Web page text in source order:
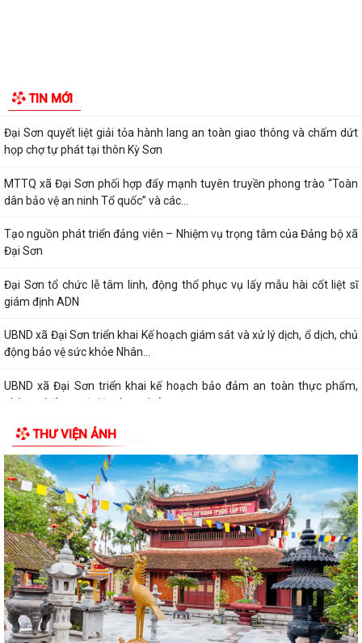
TIN MỚI
CSKH) trên địa bàn xã Đại Sơn
Đại Sơn quyết liệt giải tỏa hành lang an toàn giao thông và chấm dứt
họp chợ tự phát tại thôn Kỳ Sơn
MTTQ xã Đại Sơn phối hợp đẩy mạnh tuyên truyền phong trào “Toàn
dân bảo vệ an ninh Tổ quốc” và các...
Tạo nguồn phát triển đảng viên – Nhiệm vụ trọng tâm của Đảng bộ xã
Đại Sơn
Đại Sơn tổ chức lễ tâm linh, động thổ phục vụ lấy mẫu hài cốt liệt sĩ
giám định ADN
UBND xã Đại Sơn triển khai Kế hoạch giám sát và xử lý dịch, ổ dịch, chủ
động bảo vệ sức khỏe Nhân...
UBND xã Đại Sơn triển khai kế hoạch bảo đảm an toàn thực phẩm,
phòng chống ngộ độc thực phẩm trong...
Tăng cường công tác truyền thông phòng, chống bệnh dại năm 2026
THÔNG BÁO Về việc tuyển chọn thực tập sinh nữ đi thực tập kỹ thuật
tại Nhật Bản đợt II năm 2026
Tăng cường phát hiện bệnh lao gắn với khám sức khỏe định kỳ cho
người dân trên địa bàn xã
Tuyên truyền Kế hoạch, Thể lệ cuộc thi “Sáng tác ca khúc và biểu trưng
(Logo) về phường Mường Thanh”
UBND xã ban hành Công văn đình chỉ lưu hành lưu hành, thu hồi và
tiêu huỷ mỹ phẩm không đạt chất...
THƯ VIỆN ẢNH